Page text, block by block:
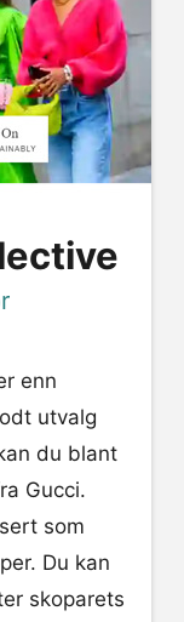
enn
utvalg
du blant
Gucci.
som
Du kan
skoparets